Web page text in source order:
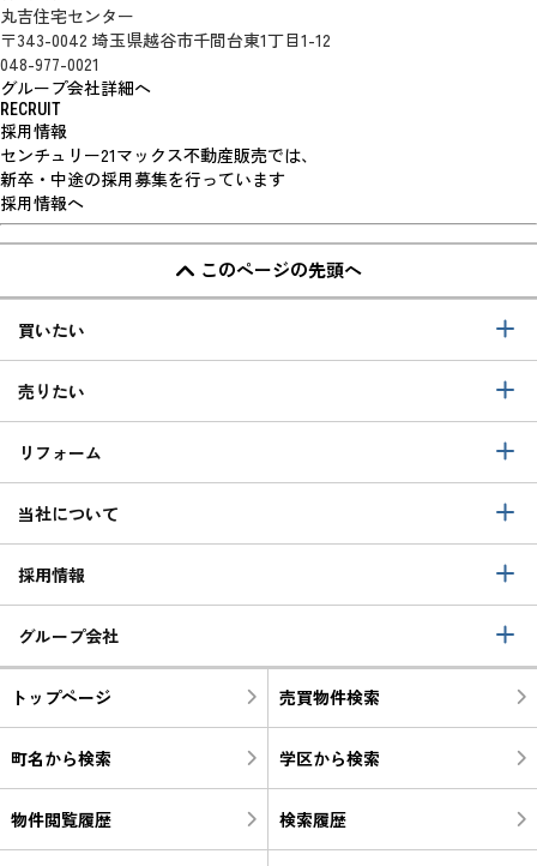
丸吉住宅センター
〒343-0042 埼玉県越谷市千間台東1丁目1-12
048-977-0021
グループ会社詳細へ
RECRUIT
採用情報
センチュリー21マックス不動産販売では、
新卒・中途の採用募集を行っています
採用情報へ
このページの先頭へ
買いたい
売りたい
リフォーム
当社について
採用情報
グループ会社
トップページ 売買物件検索
町名から検索 学区から検索
物件閲覧履歴 検索履歴